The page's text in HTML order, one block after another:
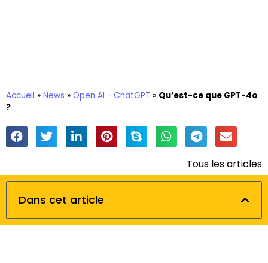
Accueil » News » Open AI - ChatGPT » Qu’est-ce que GPT-4o
?
Tous les articles
Dans cet article